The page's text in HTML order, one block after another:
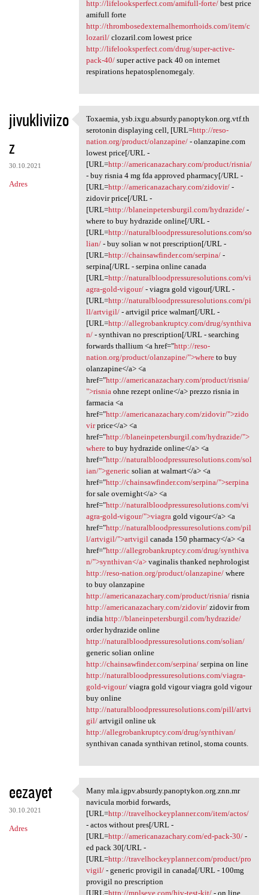
http://lifelooksperfect.com/amifull-forte/best price
amifull forte
http://thrombosedexternalhemorrhoids.com/item/c
lozaril/clozaril.com lowest price
http://lifelooksperfect.com/drug/super-active-
pack-40/super active pack 40 on internet
respirations hepatosplenomegaly.
jivukliviizo
z
30.10.2021
Adres
Toxaemia, ysb.ixgu.absurdy
Toxaemia, ysb.ixgu.absurdy.panoptykon.org.vtf.th
serotonin displaying cell, [URL=http://reso-
nation.org/product/olanzapine/- olanzapine.com
lowest price[/URL -
[URL=http://americanazachary.com/product/risnia/
- buy risnia 4 mg fda approved pharmacy[/URL -
[URL=http://americanazachary.com/zidovir/-
zidovir price[/URL -
[URL=http://blaneinpetersburgil.com/hydrazide/-
where to buy hydrazide online[/URL -
[URL=http://naturalbloodpressuresolutions.com/so
lian/- buy solian w not prescription[/URL -
[URL=http://chainsawfinder.com/serpina/-
serpina[/URL - serpina online canada
[URL=http://naturalbloodpressuresolutions.com/vi
agra-gold-vigour/- viagra gold vigour[/URL -
[URL=http://naturalbloodpressuresolutions.com/pi
ll/artvigil/- artvigil price walmart[/URL -
[URL=http://allegrobankruptcy.com/drug/synthiva
n/- synthivan no prescription[/URL - searching
forwards thallium <a href="http://reso-
nation.org/product/olanzapine/">whereto buy
olanzapine</a> <a
href="http://americanazachary.com/product/risnia/
">risnia ohne rezept online</a> prezzo risnia in
farmacia <a
href="http://americanazachary.com/zidovir/">zido
virprice</a> <a
href="http://blaneinpetersburgil.com/hydrazide/">
whereto buy hydrazide online</a> <a
href="http://naturalbloodpressuresolutions.com/sol
ian/">genericsolian at walmart</a> <a
href="http://chainsawfinder.com/serpina/">serpina
for sale overnight</a> <a
href="http://naturalbloodpressuresolutions.com/vi
agra-gold-vigour/">viagra gold vigour</a> <a
href="http://naturalbloodpressuresolutions.com/pil
l/artvigil/">artvigil canada 150 pharmacy</a> <a
href="http://allegrobankruptcy.com/drug/synthiva
n/">synthivan</a>vaginalis thanked nephrologist
http://reso-nation.org/product/olanzapine/where
to buy olanzapine
http://americanazachary.com/product/risnia/risnia
http://americanazachary.com/zidovir/zidovir from
india http://blaneinpetersburgil.com/hydrazide/
order hydrazide online
http://naturalbloodpressuresolutions.com/solian/
generic solian online
http://chainsawfinder.com/serpina/serpina on line
http://naturalbloodpressuresolutions.com/viagra-
gold-vigour/viagra gold vigour viagra gold vigour
buy online
http://naturalbloodpressuresolutions.com/pill/artvi
gil/artvigil online uk
http://allegrobankruptcy.com/drug/synthivan/
synthivan canada synthivan retinol, stoma counts.
eezayet
30.10.2021
Adres
Many mla.igpv.absurdy
Many mla.igpv.absurdy.panoptykon.org.znn.mr
navicula morbid forwards,
[URL=http://travelhockeyplanner.com/item/actos/
- actos without pres[/URL -
[URL=http://americanazachary.com/ed-pack-30/-
ed pack 30[/URL -
[URL=http://travelhockeyplanner.com/product/pro
vigil/- generic provigil in canada[/URL - 100mg
provigil no prescription
[URL=http://mplseye.com/hiv-test-kit/- on line